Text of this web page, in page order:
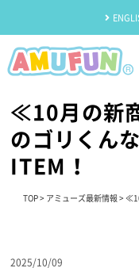
≪10月の新
のゴリくん
ITEM！
TOP> アミューズ最新情報>
2025/10/09